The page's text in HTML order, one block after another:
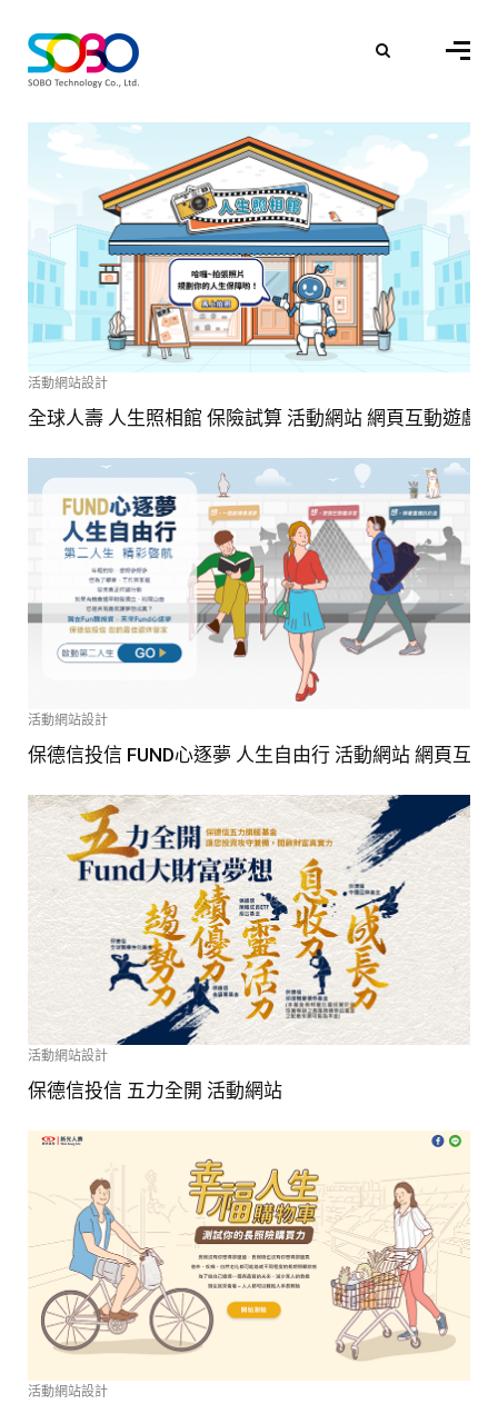
活動網站設計
全球人壽 人生照相館 保險試算 活動網站 網頁互動遊戲
活動網站設計
保德信投信 FUND心逐夢 人生自由行 活動網站 網頁互動
活動網站設計
保德信投信 五力全開 活動網站
活動網站設計